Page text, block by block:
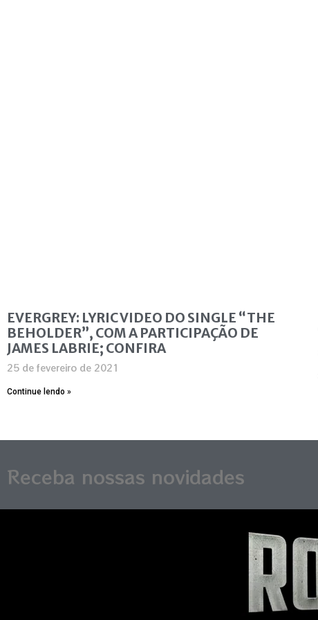
EVERGREY: LYRIC VIDEO DO SINGLE “THE
BEHOLDER”, COM A PARTICIPAÇÃO DE
JAMES LABRIE; CONFIRA
25 de fevereiro de 2021
Continue lendo »
Receba nossas novidades